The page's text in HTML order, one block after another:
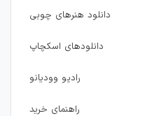
دانلود هنرهای چوبی
دانلودهای اسکچاپ
رادیو وودیانو
راهنمای خرید